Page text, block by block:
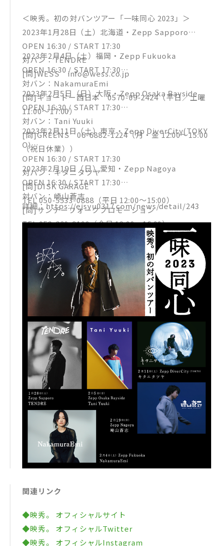
＜映秀。初の対バンツアー「一味同心 2023」＞
2023年1月28日（土）北海道・Zepp Sapporo
OPEN 16:30 / START 17:30
対バン：TENDRE
[問]WESS info@wess.co.jp
2023年2月4日（土）福岡・Zepp Fukuoka
OPEN 16:30 / START 17:30
対バン：NakamuraEmi
[問]キョードー西日本 0570-09-2424（平日／土曜
11:00〜17:00）
2023年2月5日（日）大阪・Zepp Osaka Bayside
OPEN 16:30 / START 17:30
対バン：Tani Yuuki
[問]GREENS 06-6882-1224（月・金 12:00〜15:00
（祝日休業））
2023年2月11日（土）東京・Zepp DiverCity(TOKY
O)
OPEN 16:30 / START 17:30
対バン：キタニタツヤ
[問]DISK GARAGE
TEL 050-5533-0888（平日 12:00〜15:00）
2023年2月19日（日）愛知・Zepp Nagoya
OPEN 16:30 / START 17:30
対バン：崎山蒼志
[問]サンデーフォークプロモーション
TEL 052-320-9100（全日 12:00〜16:00）
詳細：https://eisyu0317.com/news/detail/243
関連リンク
◆映秀。 オフィシャルサイト
◆映秀。 オフィシャルTwitter
◆映秀。 オフィシャルInstagram